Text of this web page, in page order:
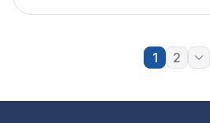
1 2